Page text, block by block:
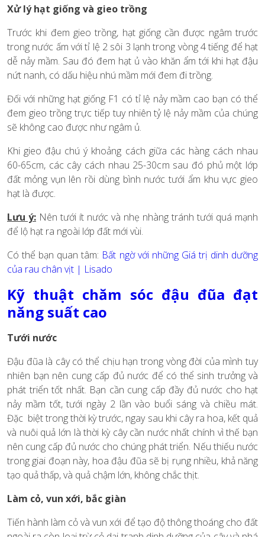
Xử lý hạt giống và gieo trồng
Trước khi đem gieo trồng, hạt giống cần được ngâm trước
trong nước ấm với tỉ lệ 2 sôi 3 lạnh trong vòng 4 tiếng để hạt
dễ nảy mầm. Sau đó đem hạt ủ vào khăn ẩm tới khi hạt đậu
nứt nanh, có dấu hiệu nhú mầm mới đem đi trồng.
Đối với những hạt giống F1 có tỉ lệ nảy mầm cao bạn có thể
đem gieo trồng trực tiếp tuy nhiên tỷ lệ nảy mầm của chúng
sẽ không cao được như ngâm ủ.
Khi gieo đậu chú ý khoảng cách giữa các hàng cách nhau
60-65cm, các cây cách nhau 25-30cm sau đó phủ một lớp
đất mỏng vụn lên rồi dùng bình nước tưới ẩm khu vực gieo
hạt là được.
Lưu ý: Nên tưới ít nước và nhẹ nhàng tránh tưới quá mạnh
để lộ hạt ra ngoài lớp đất mới vùi.
Có thể bạn quan tâm: Bất ngờ với những Giá trị dinh dưỡng
của rau chân vịt | Lisado
Kỹ thuật chăm sóc đậu đũa đạt
năng suất cao
Tưới nước
Đậu đũa là cây có thể chịu hạn trong vòng đời của mình tuy
nhiên bạn nên cung cấp đủ nước để có thể sinh trưởng và
phát triển tốt nhất. Bạn cần cung cấp đầy đủ nước cho hạt
nảy mầm tốt, tưới ngày 2 lần vào buổi sáng và chiều mát.
Đặc biệt trong thời kỳ trước, ngay sau khi cây ra hoa, kết quả
và nuôi quả lớn là thời kỳ cây cần nước nhất chính vì thế bạn
nên cung cấp đủ nước cho chúng phát triển. Nếu thiếu nước
trong giai đoạn này, hoa đậu đũa sẽ bị rụng nhiều, khả năng
tạo quả thấp, và quả chậm lớn, không chắc thịt.
Làm cỏ, vun xới, bắc giàn
Tiến hành làm cỏ và vun xới để tạo độ thông thoáng cho đất